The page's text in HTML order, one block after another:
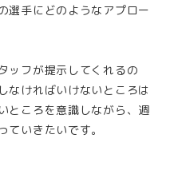
選手にどのようなアプロー
ッフが提示してくれるの
なければいけないところは
ところを意識しながら、週
いきたいです。